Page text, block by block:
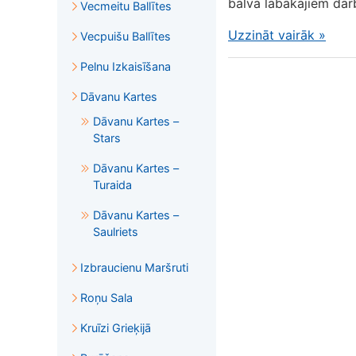
Vecmeitu Ballītes
Vecpuišu Ballītes
Pelnu Izkaisīšana
Dāvanu Kartes
Dāvanu Kartes –
Stars
Dāvanu Kartes –
Turaida
Dāvanu Kartes –
Saulriets
Izbraucienu Maršruti
Roņu Sala
Kruīzi Grieķijā
balva labākajiem
Uzzināt vairāk »